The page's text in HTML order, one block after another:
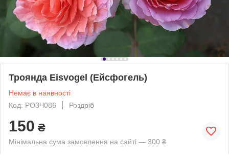
Троянда Eisvogel (Ейсфогель)
Немає в наявності
Код: РО3Ч086
Роздріб
150 ₴
Мінімальна сума замовлення на сайті — 300 ₴